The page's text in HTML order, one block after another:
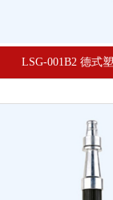
LSG-001B2 德式